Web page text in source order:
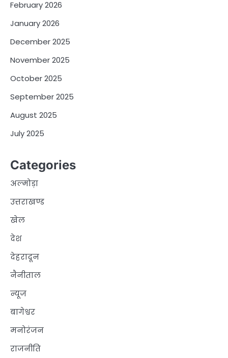
February 2026
January 2026
December 2025
November 2025
October 2025
September 2025
August 2025
July 2025
Categories
अल्मोड़ा
उत्तराखण्ड
खेल
देश
देहरादून
नैनीताल
न्यूज
बागेश्वर
मनोरंजन
राजनीति